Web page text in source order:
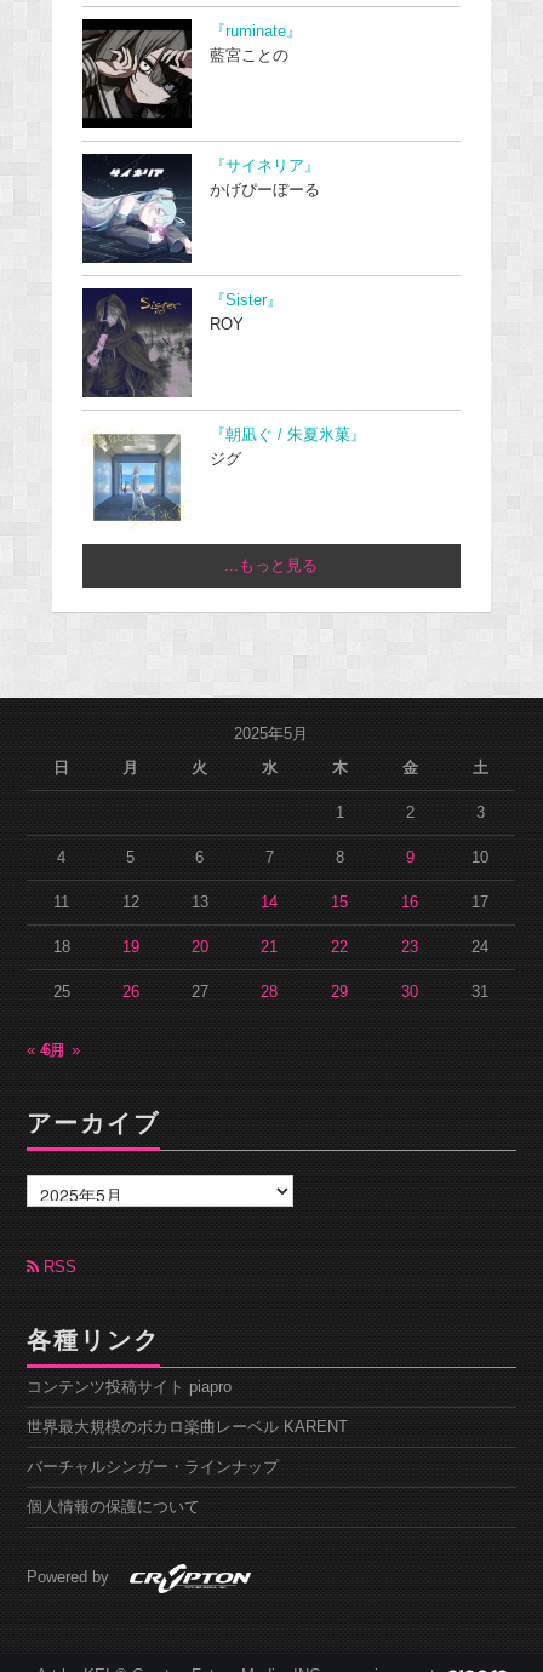
『ruminate』
藍宮ことの
『サイネリア』
かげぴーぼーる
『Sister』
ROY
『朝凪ぐ / 朱夏氷菓』
ジグ
...もっと見る
2025年5月
日
月 火 水 木 金 土
1 2 3
4 5 6 7 8 9 10
11 12 13 14 15 16 17
18 19 20 21 22 23 24
25 26 27 28 29 30 31
« 4月6月 »
アーカイブ
ー
カ
ブRSS
各種リンク
コンテンツ投稿サイト piapro
世界最大規模のボカロ楽曲レーベル KARENT
バーチャルシンガー・ラインナップ
個人情報の保護について
Powered by